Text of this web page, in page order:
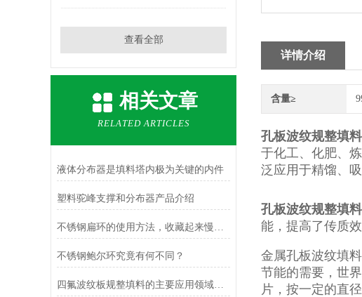
查看全部
相关文章
RELATED ARTICLES
液体分布器是填料塔内极为关键的内件
塑料驼峰支撑和分布器产品介绍
不锈钢扁环的使用方法，收藏起来慢慢看！
不锈钢鲍尔环究竟有何不同？
四氟波纹板规整填料的主要应用领域有哪些？
详情介绍
含量≥
孔板波纹规整填料
于化工、化肥、
泛应用于精馏、
孔板波纹规整填料
能，提高了传质
金属孔板波纹填
节能的需要，世
片，按一定的直